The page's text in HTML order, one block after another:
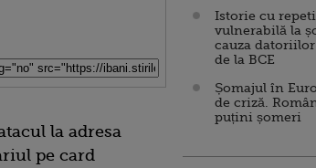
la adresa
pe card
Istorie cu
vulnerabilă la
cauza
de la BCE
Șomajul în
de criză.
puțini șomeri